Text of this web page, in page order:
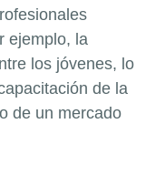
ejemplo, la
los jóvenes, lo
de la
de un mercado